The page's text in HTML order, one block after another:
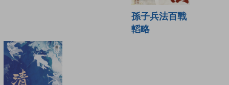
孫子兵法百戰
轁略